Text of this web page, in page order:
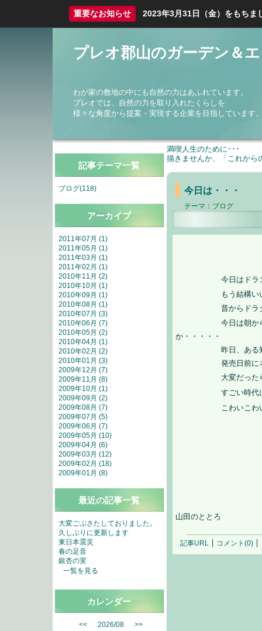
重要なお知らせ 2023年3月31日（金）をもちま
プレオ郡山のガーデン＆
わが家の敷地の中にも自然の力はあふれています。
プレオでは、自然の力を取り入れたくらしを
様々な角度から提案・実現する企業を目指しています
満喫人生のために･･･
描きませんか、「これから
今日は・・・
テーマ： ブログ
今日はドラゴン
もう結構いい歳
昔からドラクエ離
今日は朝から徹夜
か・・・・・
昨日、ある知り合
発売日前にネッ
大変だったらし
すごい時代にな
こわいこわ
山田のととろ
記事URL コメント(0)
記事テーマ一覧
ブログ(118)
アーカイブ
2011年07月 (1)
2011年05月 (1)
2011年03月 (1)
2011年02月 (1)
2010年11月 (2)
2010年10月 (1)
2010年09月 (1)
2010年08月 (1)
2010年07月 (3)
2010年06月 (7)
2010年05月 (2)
2010年04月 (1)
2010年02月 (2)
2010年01月 (3)
2009年12月 (7)
2009年11月 (8)
2009年10月 (1)
2009年09月 (2)
2009年08月 (7)
2009年07月 (5)
2009年06月 (7)
2009年05月 (10)
2009年04月 (6)
2009年03月 (12)
2009年02月 (18)
2009年01月 (8)
最近の記事一覧
大変ごぶさたしておりました。
久しぶりに更新します
東日本震災
春の足音
銀杏の実
一覧を見る
カレンダー
<<2026/08 >>